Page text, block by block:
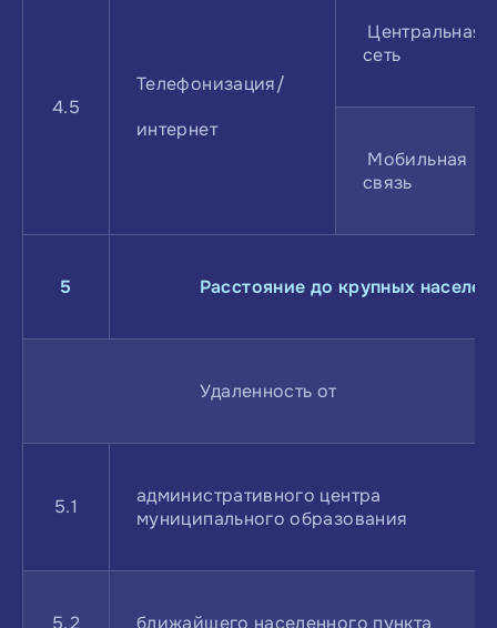
4.5
Телефонизация/
интернет
Центральная
сеть
Мобильная
связь
5 Расстояние до крупных
Удаленность от
5.1
административного центра
муниципального образования
5.2 ближайшего населенного пункта